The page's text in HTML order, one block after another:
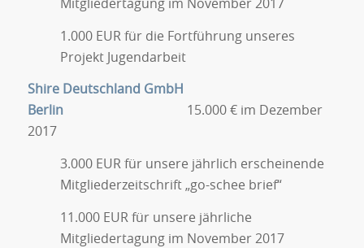
1.000 EUR für die Fortführung unseres
Projekt Jugendarbeit
Shire Deutschland GmbH
Berlin
15.000 € im Dezember
2017
3.000 EUR für unsere jährlich erscheinende
Mitgliederzeitschrift „go-schee brief“
11.000 EUR für unsere jährliche
Mitgliedertagung im November 2017